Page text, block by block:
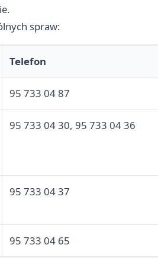
spraw:
Telefon
95 733 04 87
95 733 04 30, 95 733 04 36
95 733 04 37
95 733 04 65